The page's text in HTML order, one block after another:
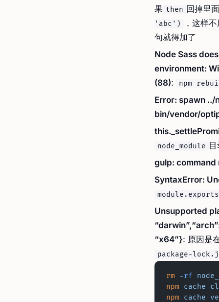
果 then 回掉里
'abc')
，这样
句就得加了
Node Sass
environment:
(88): npm
Error: spawn
bin/vendor/
node_module
gulp: command
SyntaxError:
Unsupported
“x64”}: 原因是
package-
rm -rf
npm cache
npm cache